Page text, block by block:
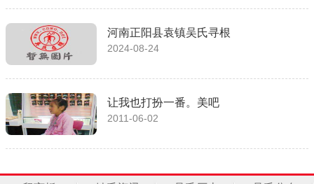
河南正阳县袁镇吴氏寻根
2024-08-24
让我也打扮一番。美吧
2011-06-02